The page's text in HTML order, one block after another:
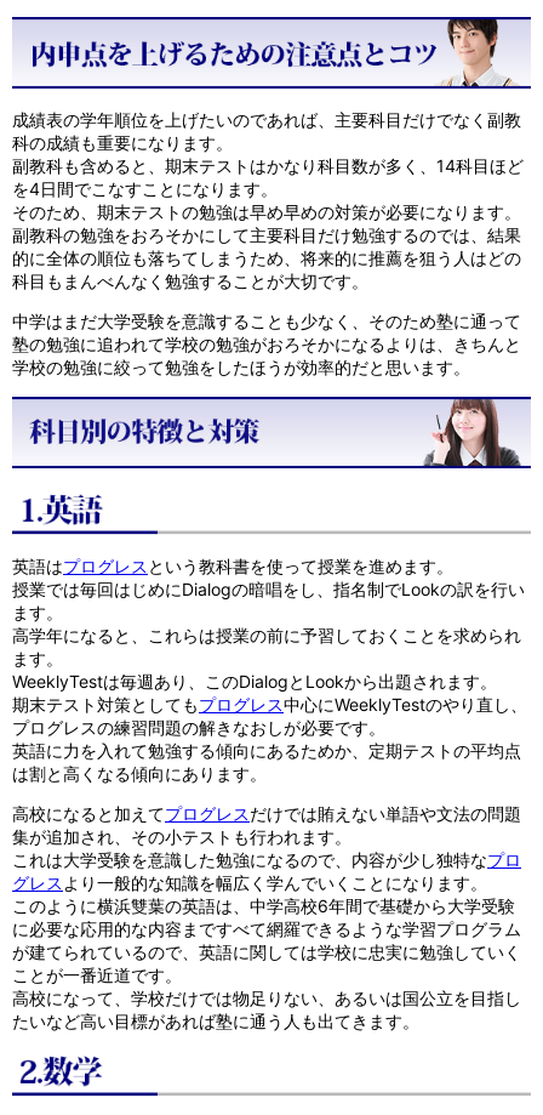
成績表の学年順位を上げたいのであれば、主要科目だけでなく副教
科の成績も重要になります。
副教科も含めると、期末テストはかなり科目数が多く、14科目ほど
を4日間でこなすことになります。
そのため、期末テストの勉強は早め早めの対策が必要になります。
副教科の勉強をおろそかにして主要科目だけ勉強するのでは、結果
的に全体の順位も落ちてしまうため、将来的に推薦を狙う人はどの
科目もまんべんなく勉強することが大切です。
中学はまだ大学受験を意識することも少なく、そのため塾に通って
塾の勉強に追われて学校の勉強がおろそかになるよりは、きちんと
学校の勉強に絞って勉強をしたほうが効率的だと思います。
英語はプログレス という教科書を使って授業を進めます。
授業では毎回はじめにDialogの暗唱をし、指名制でLookの訳を行い
ます。
高学年になると、これらは授業の前に予習しておくことを求められ
ます。
WeeklyTestは毎週あり、このDialogとLookから出題されます。
期末テスト対策としてもプログレス中心にWeeklyTestのやり直し、
プログレスの練習問題の解きなおしが必要です。
英語に力を入れて勉強する傾向にあるためか、定期テストの平均点
は割と高くなる傾向にあります。
高校になると加えてプログレスだけでは賄えない単語や文法の問題
集が追加され、その小テストも行われます。
これは大学受験を意識した勉強になるので、内容が少し独特なプロ
グレス より一般的な知識を幅広く学んでいくことになります。
このように横浜雙葉の英語は、中学高校6年間で基礎から大学受験
に必要な応用的な内容まですべて網羅できるような学習プログラム
が建てられているので、英語に関しては学校に忠実に勉強していく
ことが一番近道です。
高校になって、学校だけでは物足りない、あるいは国公立を目指し
たいなど高い目標があれば塾に通う人も出てきます。